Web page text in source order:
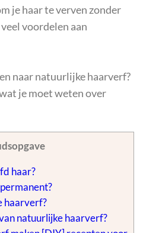
je haar te verven zonder
voordelen aan
naar natuurlijke haarverf?
je moet weten over
haar?
haarverf?
natuurlijke haarverf?